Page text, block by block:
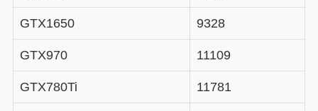
GTX1650 9328
GTX970 11109
GTX780Ti 11781